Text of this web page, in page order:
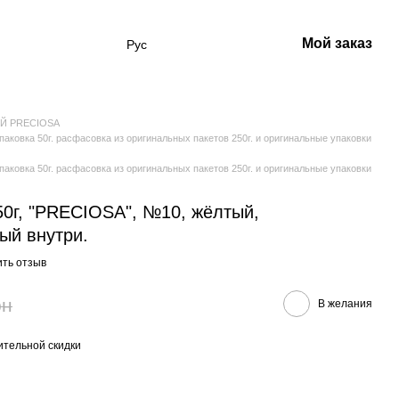
Рус Мой заказ
PRECIOSA
50г. расфасовка из оригинальных пакетов 250г. и оригинальные упаковки
50г. расфасовка из оригинальных пакетов 250г. и оригинальные упаковки
"PRECIOSA", №10, жёлтый,
внутри.
отзыв
В желания
скидки